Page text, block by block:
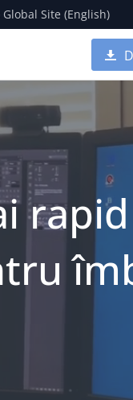
Global Site (English)